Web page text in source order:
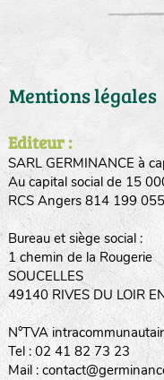
Mentions légales
Editeur :
SARL GERMINANCE à
Au capital social de 15
RCS Angers 814 199
Bureau et siège social :
1 chemin de la Rougerie
SOUCELLES
49140 RIVES DU LOIR
N°TVA
Tel : 02 41 82 73 23
Mail :